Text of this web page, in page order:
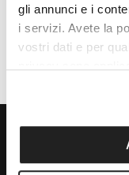
gli annunci e i
i servizi. Avete la
vostri dati e per
modificare o
sull'icona di
Montalcino, 53024 Italy